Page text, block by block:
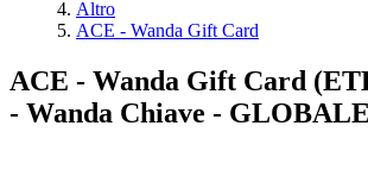
Altro
ACE - Wanda Gift Card
ACE - Wanda Gift Card
- Wanda Chiave - GLOBALE